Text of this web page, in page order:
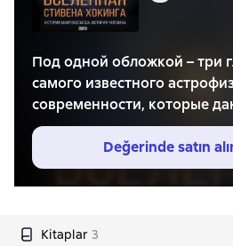
Под одной обложкой – три
самого известного
современности, которые
представление о его жизни
Вселенную. «Краткая
доступно объясняет, как
пространство и время, что
откровенная
Değerinde satın
Kitaplar 3